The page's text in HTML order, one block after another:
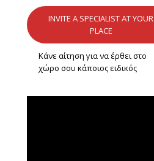
INVITE A SPECIALIST AT YOUR
PLACE
Κάνε αίτηση για να έρθει στο
χώρο σου κάποιος ειδικός